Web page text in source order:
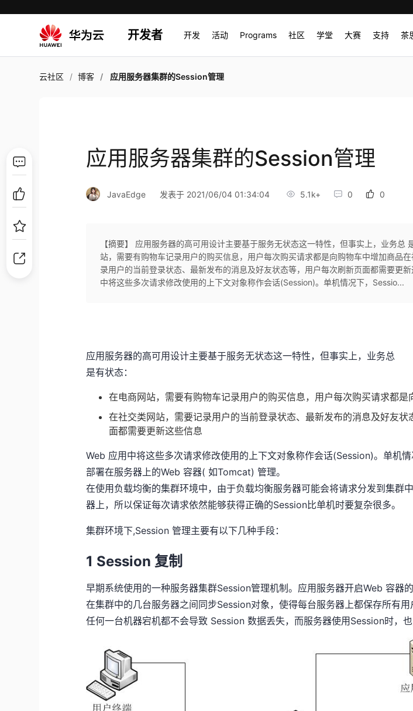
开发者 开发 活动 Programs 社区 学堂 大赛 支持 茶
云社区 博客 应用服务器集群的Session管理
应用服务器集群的Session管理
JavaEdge 发表于 2021/06/04 01:34:04 5.1k+ 0 0
【摘要】 应用服务器的高可用设计主要基于服务无状态这一特性，但事实上，业务总
站，需要有购物车记录用户的购买信息，用户每次购买请求都是向购物车中增加商品
录用户的当前登录状态、最新发布的消息及好友状态等，用户每次刷新页面都需要更
中将这些多次请求修改使用的上下文对象称作会话(Session)。单机情况下，Sessio...
应用服务器的高可用设计主要基于服务无状态这一特性，但事实上，业务总
是有状态：
在电商网站，需要有购物车记录用户的购买信息，用户每次购买请求都是
在社交类网站，需要记录用户的当前登录状态、最新发布的消息及好友状
面都需要更新这些信息
Web 应用中将这些多次请求修改使用的上下文对象称作会话(Session)。单机
部署在服务器上的Web 容器( 如Tomcat) 管理。
在使用负载均衡的集群环境中，由于负载均衡服务器可能会将请求分发到集群
器上，所以保证每次请求依然能够获得正确的Session比单机时要复杂很多。
集群环境下,Session 管理主要有以下几种手段：
1 Session 复制
早期系统使用的一种服务器集群Session管理机制。应用服务器开启Web 容器
在集群中的几台服务器之间同步Session对象，使得每台服务器上都保存所有
任何一台机器宕机都不会导致 Session 数据丢失，而服务器使用Session时，也